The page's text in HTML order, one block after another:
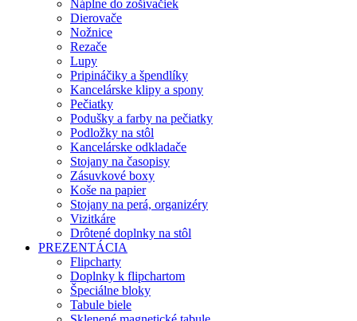
Náplne do zošívačiek
Dierovače
Nožnice
Rezače
Lupy
Pripináčiky a špendlíky
Kancelárske klipy a spony
Pečiatky
Podušky a farby na pečiatky
Podložky na stôl
Kancelárske odkladače
Stojany na časopisy
Zásuvkové boxy
Koše na papier
Stojany na perá, organizéry
Vizitkáre
Drôtené doplnky na stôl
PREZENTÁCIA
Flipcharty
Doplnky k flipchartom
Špeciálne bloky
Tabule biele